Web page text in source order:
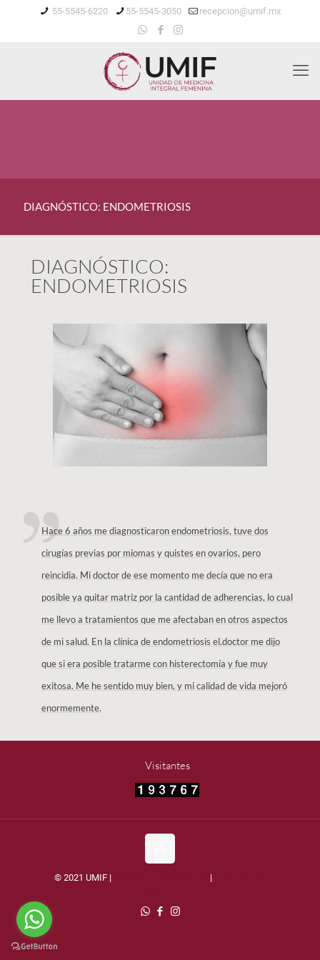
55-5545-6220 55-5545-3050 recepcion@umif.mx
DIAGNÓSTICO: ENDOMETRIOSIS
DIAGNÓSTICO:
ENDOMETRIOSIS
Hace 6 años me diagnosticaron endometriosis, tuve dos
cirugías previas por miomas y quistes en ovarios, pero
reincidia. Mi doctor de ese momento me decía que no era
posible ya quitar matriz por la cantidad de adherencias, lo cual
me llevo a tratamientos que me afectaban en otros aspectos
de mi salud. En la clínica de endometriosis el.doctor me dijo
que si era posible tratarme con histerectomía y fue muy
exitosa. Me he sentido muy bien, y mi calidad de vida mejoró
enormemente.
Visitantes
© 2021 UMIF | |